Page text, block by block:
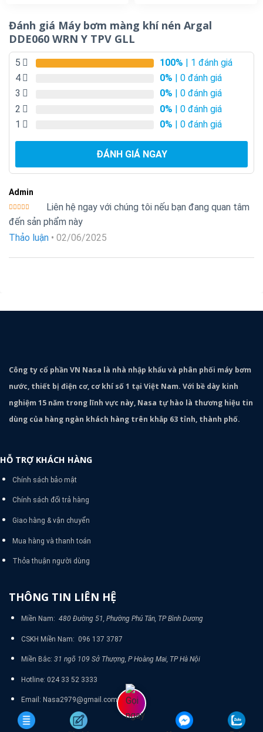
Đánh giá Máy bơm màng khí nén Argal
DDE060 WRN Y TPV GLL
5 100% | 1 đánh giá
4
0% | 0 đánh giá
3
0% | 0 đánh giá
2
0% | 0 đánh giá
1
0% | 0 đánh giá
ĐÁNH GIÁ NGAY
Admin
Được xếp
hạng 55
Liên hệ ngay với chúng tôi nếu bạn đang quan tâm
đến sản phẩm này
Thảo luận • 02/06/2025
Công ty cổ phần VN Nasa là nhà nhập khẩu và phân phối máy bơm
nước, thiết bị điện cơ, cơ khí số 1 tại Việt Nam. Với bề dày kinh
nghiệm 15 năm trong lĩnh vực này, Nasa tự hào là thương hiệu tin
dùng của hàng ngàn khách hàng trên khắp 63 tỉnh, thành phố.
HỖ TRỢ KHÁCH HÀNG
Chính sách bảo mật
Chính sách đổi trả hàng
Giao hàng & vận chuyển
Mua hàng và thanh toán
Thỏa thuận người dùng
THÔNG TIN LIÊN HỆ
Miền Nam: 480 Đường 51, Phường Phú Tân, TP Bình Dương
CSKH Miền Nam: 096 137 3787
Miền Bắc: 31 ngõ 109 Sở Thượng, P Hoàng Mai, TP Hà Nội
Hotline: 024 33 52 3333
Email: Nasa2979@gmail.com